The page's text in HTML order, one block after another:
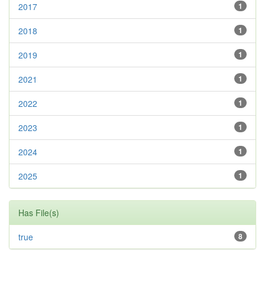
1
2017
1
2018
1
2019
1
2021
1
2022
1
2023
1
2024
1
2025
Has File(s)
8
true